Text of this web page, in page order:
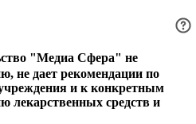
"Медиа Сфера" не
не дает рекомендации по
и к конкретным
лекарственных средств и